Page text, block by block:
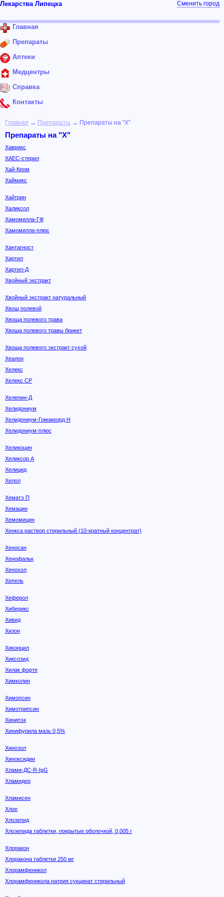
Лекарства Липецка Сменить город
Главная
Препараты
Аптеки
Медцентры
Справка
Контакты
Главная → Препараты → Препараты на "Х"
Препараты на "Х"
Хаврикс
ХАЕС-стерил
Хай-Кром
Хаймикс
Хайтрин
Халиксол
Хамомилла-ГФ
Хамомилла-плюс
Хантагност
Хартил
Хартил-Д
Хвойный экстракт
Хвойный экстракт натуральный
Хвощ полевой
Хвоща полевого трава
Хвоща полевого травы брикет
Хвоща полевого экстракт сухой
Хеалон
Хелекс
Хелекс СР
Хелепин-Д
Хелидониум
Хелидониум-Гомаккорд Н
Хелидониум-плюс
Хеликоцин
Хеликсор А
Хелицид
Хелол
Хематэ П
Хемацин
Хемомицин
Хенкса раствор стерильный (10-кратный концентрат)
Хеносан
Хенофальк
Хенохол
Хепель
Хеферол
Хиберикс
Хивид
Хизон
Хиконцил
Хиксозид
Хилак форте
Химколин
Химопсин
Химотрипсин
Хинипэк
Хинифурила мазь 0,5%
Хинозол
Хиноксидин
Хлами-ДС-R-IgG
Хламидер
Хламисен
Хлое
Хлозепид
Хлозепида таблетки, покрытые оболочкой, 0,005 г
Хлоракон
Хлоракона таблетки 250 мг
Хлорамфеникол
Хлорамфеникола натрия сукцинат стерильный